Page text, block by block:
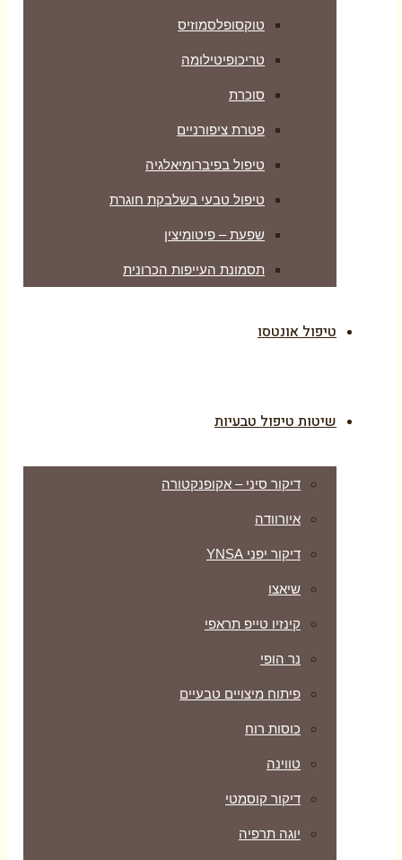
טוקסופלסמוזיס
טריכופיטילומה
סוכרת
פטרת ציפורניים
טיפול בפיברומיאלגיה
טיפול טבעי בשלבקת חוגרת
שפעת – פיטומיצין
תסמונת העייפות הכרונית
טיפול אונטסו
שיטות טיפול טבעיות
דיקור סיני – אקופנקטורה
איורוודה
דיקור יפני YNSA
שיאצו
קינזיו טייפ תראפי
נר הופי
פיתוח מיצויים טבעיים
כוסות רוח
טווינה
דיקור קוסמטי
יוגה תרפיה